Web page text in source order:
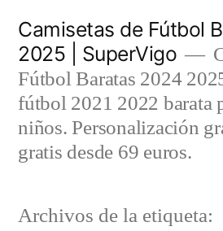
contenido
Camisetas de Fútbol
2025 | SuperVigo
Fútbol Baratas 2024
fútbol 2021 2022 barata
niños. Personalización
gratis desde 69 euros.
Archivos de la etiqueta: